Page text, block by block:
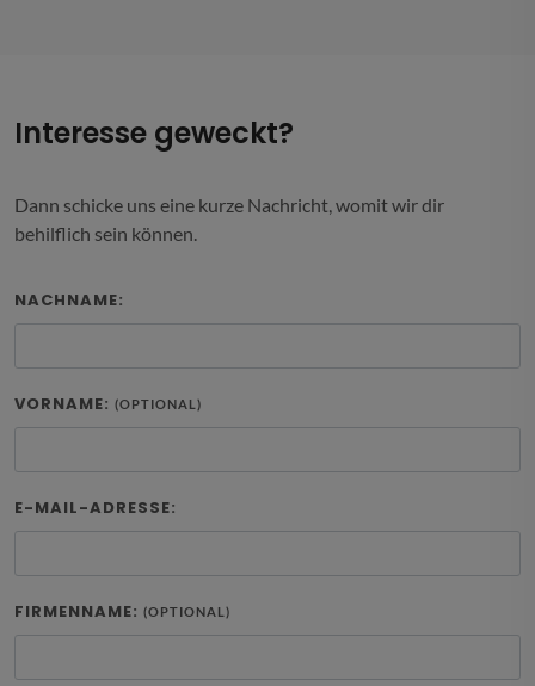
Interesse geweckt?
Dann schicke uns eine kurze Nachricht, womit wir dir
behilflich sein können.
NACHNAME:
VORNAME: (OPTIONAL)
E-MAIL-ADRESSE:
FIRMENNAME: (OPTIONAL)